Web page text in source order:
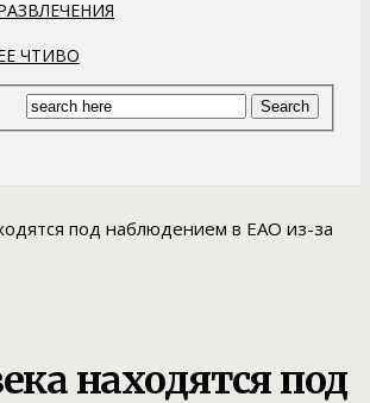
ЧТИВО
находятся под